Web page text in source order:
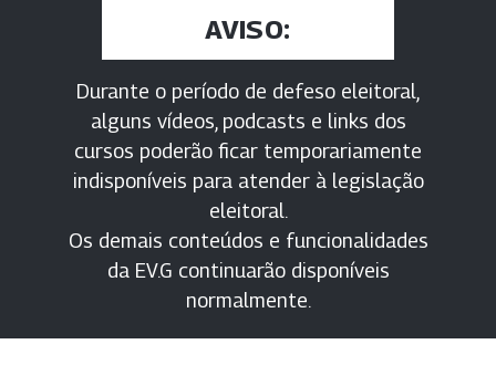
AVISO:
Durante o período de defeso eleitoral,
alguns vídeos, podcasts e links dos
cursos poderão ficar temporariamente
indisponíveis para atender à legislação
eleitoral.
Os demais conteúdos e funcionalidades
da EV.G continuarão disponíveis
normalmente.